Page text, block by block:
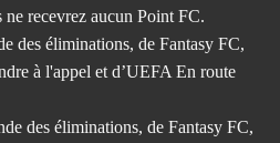
recevrez aucun Point FC.
des éliminations, de Fantasy FC,
à l'appel et d’UEFA En route
des éliminations, de Fantasy FC,